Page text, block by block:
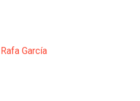
García